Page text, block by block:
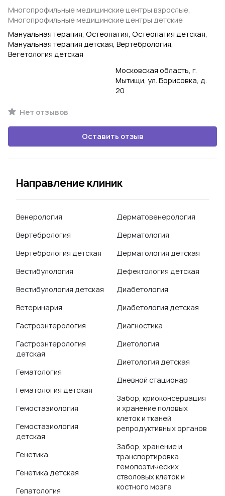
Многопрофильные медицинские центры взрослые,
Многопрофильные медицинские центры детские
Мануальная терапия, Остеопатия, Остеопатия детская,
Мануальная терапия детская, Вертебрология,
Вегетология детская
Московская область, г.
Мытищи, ул. Борисовка, д.
20
Нет отзывов
Оставить отзыв
Направление клиник
Венерология
Вертебрология
Вертебрология детская
Вестибулология
Вестибулология детская
Ветеринария
Гастроэнтерология
Гастроэнтерология
детская
Гематология
Гематология детская
Гемостазиология
Гемостазиология
детская
Генетика
Генетика детская
Гепатология
Дерматовенерология
Дерматология
Дерматология детская
Дефектология детская
Диабетология
Диабетология детская
Диагностика
Диетология
Диетология детская
Дневной стационар
Забор, криоконсервация
и хранение половых
клеток и тканей
репродуктивных органов
Забор, хранение и
транспортировка
гемопоэтических
стволовых клеток и
костного мозга